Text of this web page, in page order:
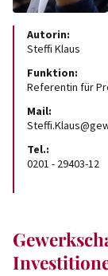
Autorin:
Steffi Klaus
Funktion:
Referentin für
Mail:
Tel.:
0201 - 29403-12